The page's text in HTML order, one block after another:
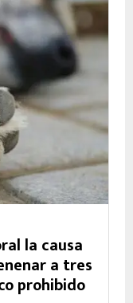
la causa
a tres
prohibido